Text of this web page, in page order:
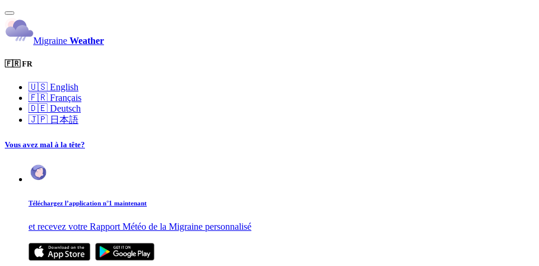
Migraine Weather
🇫🇷 FR
🇺🇸 English
🇫🇷 Français
🇩🇪 Deutsch
🇯🇵 日本語
Vous avez mal à la tête?
Téléchargez l’application n°1 maintenant
et recevez votre Rapport Météo de la Migraine personnalisé